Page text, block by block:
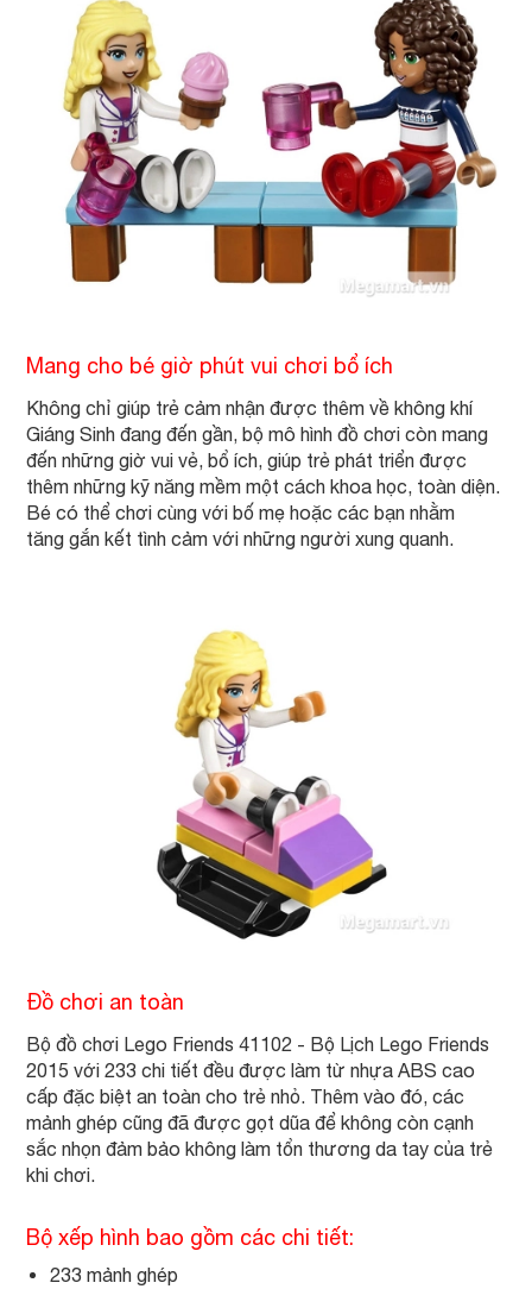
Mang cho bé giờ phút vui chơi bổ ích
Không chỉ giúp trẻ cảm nhận được thêm về không khí
Giáng Sinh đang đến gần, bộ mô hình đồ chơi còn mang
đến những giờ vui vẻ, bổ ích, giúp trẻ phát triển được
thêm những kỹ năng mềm một cách khoa học, toàn diện.
Bé có thể chơi cùng với bố mẹ hoặc các bạn nhằm
tăng gắn kết tình cảm với những người xung quanh.
Đồ chơi an toàn
Bộ đồ chơi Lego Friends 41102 - Bộ Lịch Lego Friends
2015 với 233 chi tiết đều được làm từ nhựa ABS cao
cấp đặc biệt an toàn cho trẻ nhỏ. Thêm vào đó, các
mảnh ghép cũng đã được gọt dũa để không còn cạnh
sắc nhọn đảm bảo không làm tổn thương da tay của trẻ
khi chơi.
Bộ xếp hình bao gồm các chi tiết:
233 mảnh ghép